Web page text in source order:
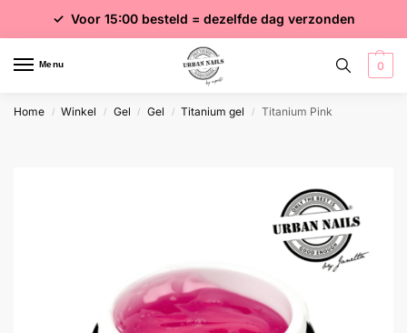
✓ Gratis verzending vanaf €75 excl. btw
✓ Voor 15:00 besteld = dezelfde dag verzonden
✓ Meer dan 4000 producten
Menu 0
Home / Winkel / Gel / Gel / Titanium gel / Titanium Pink